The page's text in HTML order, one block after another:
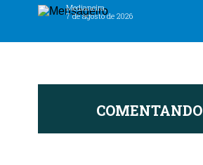
Medianeira,
7 de agosto de 2026
COMENTANDO